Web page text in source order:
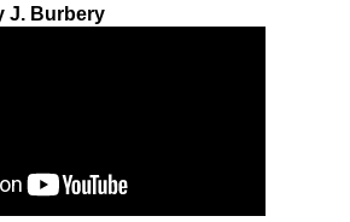
J. Burbery